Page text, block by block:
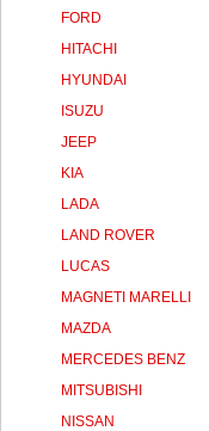
FORD
HITACHI
HYUNDAI
ISUZU
JEEP
KIA
LADA
LAND ROVER
LUCAS
MAGNETI MARELLI
MAZDA
MERCEDES BENZ
MITSUBISHI
NISSAN